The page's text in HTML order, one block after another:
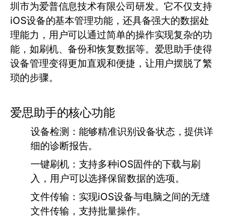
圳市为爱普信息技术有限公司研发。它不仅支持
iOS设备的基本管理功能，还具备强大的数据处
理能力，用户可以通过简单的操作实现复杂的功
能，如刷机、备份和恢复数据等。爱思助手使得
设备管理变得更加直观和便捷，让用户摆脱了繁
琐的步骤。
爱思助手的核心功能
设备检测： 能够精准识别设备状态，提供详
细的诊断报告。
一键刷机： 支持多种iOS固件的下载与刷
入，用户可以选择保留数据的选项。
文件传输： 实现iOS设备与电脑之间的无缝
文件传输，支持批量操作。